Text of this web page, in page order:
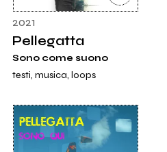
2021
Pellegatta
Sono come suono
testi, musica, loops